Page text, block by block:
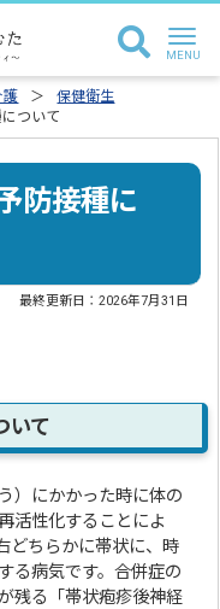
護
保健衛生
ついて
防接種に
最終更新日：2026年7月31日
いて
）にかかった時に体の
活性化することによ
どちらかに帯状に、時
る病気です。合併症の
残る「帯状疱疹後神経